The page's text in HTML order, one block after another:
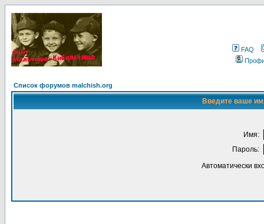
FAQ
Список форумов malchish.org
Введите ваше
Имя:
Пароль:
Автоматически